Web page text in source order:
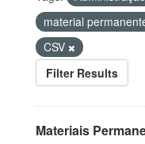
material
CSV
Filter Results
Materiais